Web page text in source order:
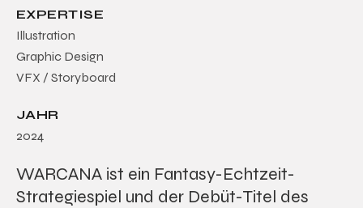
EXPERTISE
Illustration
Graphic Design
VFX / Storyboard
JAHR
2024
WARCANA ist ein Fantasy-Echtzeit-
Strategiespiel und der Debüt-Titel des